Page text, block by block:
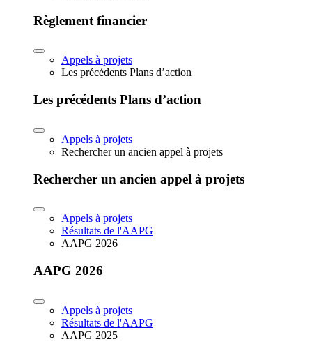
Règlement financier
Appels à projets
Les précédents Plans d’action
Les précédents Plans d’action
Appels à projets
Rechercher un ancien appel à projets
Rechercher un ancien appel à projets
Appels à projets
Résultats de l'AAPG
AAPG 2026
AAPG 2026
Appels à projets
Résultats de l'AAPG
AAPG 2025